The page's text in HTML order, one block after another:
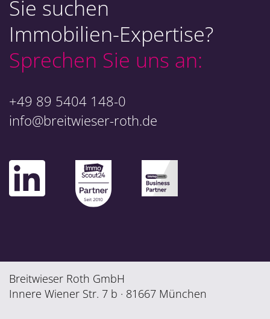
Sie suchen
Immobilien-Expertise?
Sprechen Sie uns an:
+49 89 5404 148-0
info@breitwieser-roth.de
Breitwieser Roth GmbH
Innere Wiener Str. 7 b · 81667 München